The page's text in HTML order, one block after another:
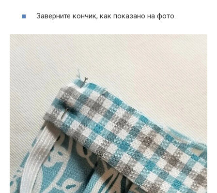
Заверните кончик, как показано на фото.